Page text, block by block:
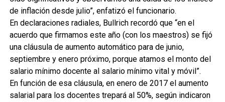
de inflación desde julio”, enfatizó el funcionario.
En declaraciones radiales, Bullrich recordó que “en el
acuerdo que firmamos este año (con los maestros) se fijó
una cláusula de aumento automático para de junio,
septiembre y enero próximo, porque atamos el monto del
salario mínimo docente al salario mínimo vital y móvil”.
En función de esa cláusula, en enero de 2017 el aumento
salarial para los docentes trepará al 50%, según indicaron